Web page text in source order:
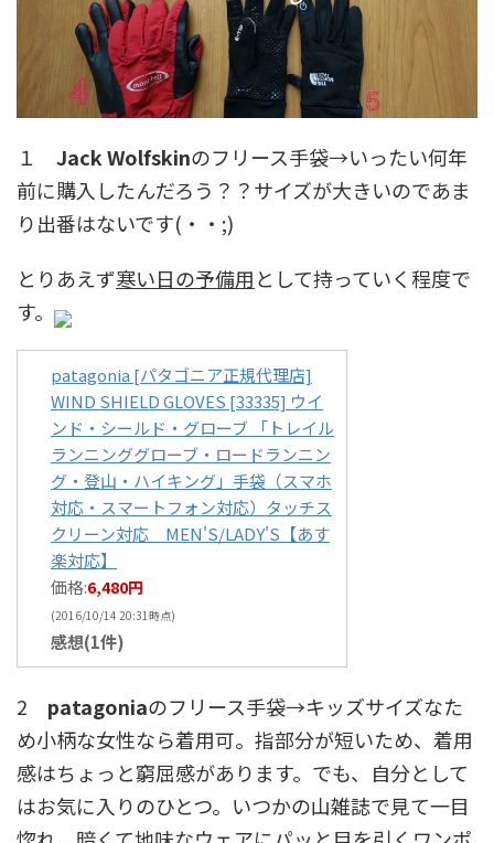
１ Jack Wolfskinのフリース手袋→いったい何年
前に購入したんだろう？？サイズが大きいのであま
り出番はないです(・・;)
とりあえず寒い日の予備用として持っていく程度で
す。
patagonia [パタゴニア正規代理店]
WIND SHIELD GLOVES [33335] ウイ
ンド・シールド・グローブ 「トレイル
ランニンググローブ・ロードランニン
グ・登山・ハイキング」手袋（スマホ
対応・スマートフォン対応）タッチス
クリーン対応 MEN'S/LADY'S【あす
楽対応】
価格:6,480円
(2016/10/14 20:31時点)
感想(1件)
2 patagoniaのフリース手袋→キッズサイズなた
め小柄な女性なら着用可。指部分が短いため、着用
感はちょっと窮屈感があります。でも、自分として
はお気に入りのひとつ。いつかの山雑誌で見て一目